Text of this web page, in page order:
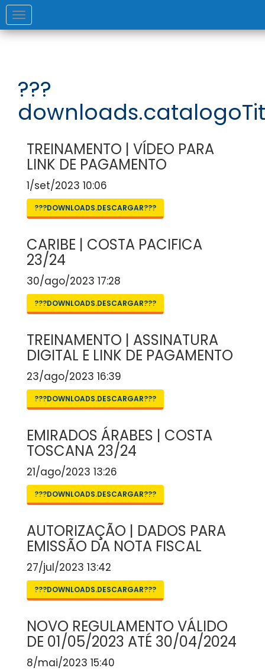
Toggle
navigation
???
TREINAMENTO | VÍDEO PARA
LINK DE PAGAMENTO
1/set/2023 10:06
???DOWNLOADS.DESCARGAR???
CARIBE | COSTA PACIFICA
23/24
30/ago/2023 17:28
???DOWNLOADS.DESCARGAR???
TREINAMENTO | ASSINATURA
DIGITAL E LINK DE PAGAMENTO
23/ago/2023 16:39
???DOWNLOADS.DESCARGAR???
EMIRADOS ÁRABES | COSTA
TOSCANA 23/24
21/ago/2023 13:26
???DOWNLOADS.DESCARGAR???
AUTORIZAÇÃO | DADOS PARA
EMISSÃO DA NOTA FISCAL
27/jul/2023 13:42
???DOWNLOADS.DESCARGAR???
NOVO REGULAMENTO VÁLIDO
DE 01/05/2023 ATÉ 30/04/2024
8/mai/2023 15:40